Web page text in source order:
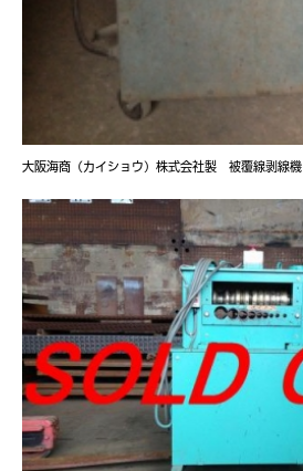
大阪海商（カイショウ）株式会社製 被覆線剥線機